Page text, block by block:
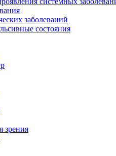
заболеваний
состояния
зрения